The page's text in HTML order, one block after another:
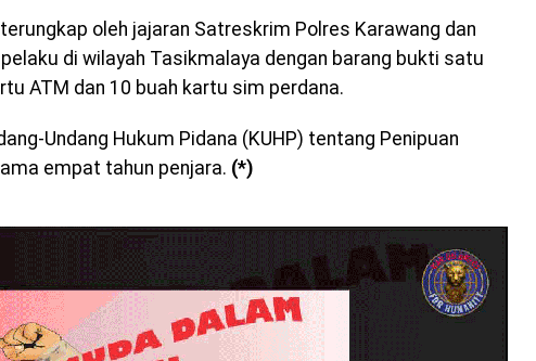
oleh jajaran Satreskrim Polres Karawang dan
di wilayah Tasikmalaya dengan barang bukti satu
ATM dan 10 buah kartu sim perdana.
Undang Hukum Pidana (KUHP) tentang Penipuan
empat tahun penjara. (*)